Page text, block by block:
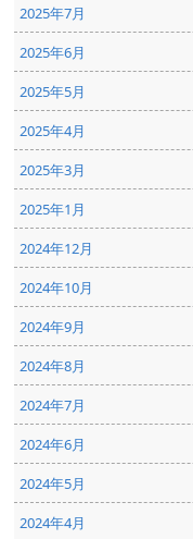
2025年7月
2025年6月
2025年5月
2025年4月
2025年3月
2025年1月
2024年12月
2024年10月
2024年9月
2024年8月
2024年7月
2024年6月
2024年5月
2024年4月